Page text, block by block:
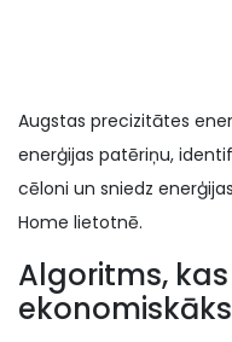
Augstas precizitātes
enerģijas patēriņu,
cēloni un sniedz
Home lietotnē.
Algoritms,
ekonomiskāks